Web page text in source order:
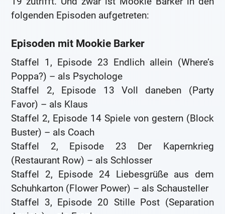
folgenden Episoden aufgetreten:
Episoden mit Mookie Barker
Staffel 1, Episode 23 Endlich allein (Where’s
Poppa?) – als Psychologe
Staffel 2, Episode 13 Voll daneben (Party
Favor) – als Klaus
Staffel 2, Episode 14 Spiele von gestern (Block
Buster) – als Coach
Staffel 2, Episode 23 Der Kapernkrieg
(Restaurant Row) – als Schlosser
Staffel 2, Episode 24 Liebesgrüße aus dem
Schuhkarton (Flower Power) – als Schausteller
Staffel 3, Episode 20 Stille Post (Separation